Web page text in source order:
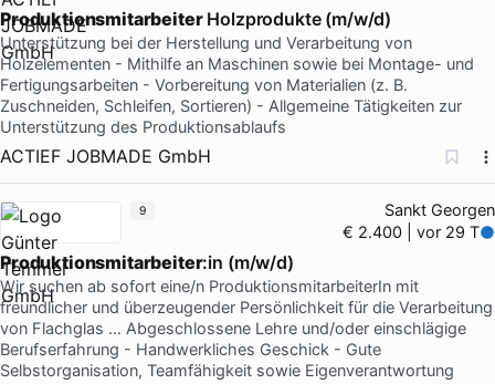
ProduktionsmitarbeiterHolzprodukte (m/w/d)
Unterstützung bei der Herstellung und Verarbeitung von
Holzelementen - Mithilfe an Maschinen sowie bei Montage- und
Fertigungsarbeiten - Vorbereitung von Materialien (z. B.
Zuschneiden, Schleifen, Sortieren) - Allgemeine Tätigkeiten zur
Unterstützung des Produktionsablaufs
ACTIEF JOBMADE GmbH
Sankt Georgen
€ 2.400 | vor 29 T
Produktionsmitarbeiter:in (m/w/d)
Wir suchen ab sofort eine/n ProduktionsmitarbeiterIn mit
freundlicher und überzeugender Persönlichkeit für die Verarbeitung
von Flachglas … Abgeschlossene Lehre und/oder einschlägige
Berufserfahrung - Handwerkliches Geschick - Gute
Selbstorganisation, Teamfähigkeit sowie Eigenverantwortung
9